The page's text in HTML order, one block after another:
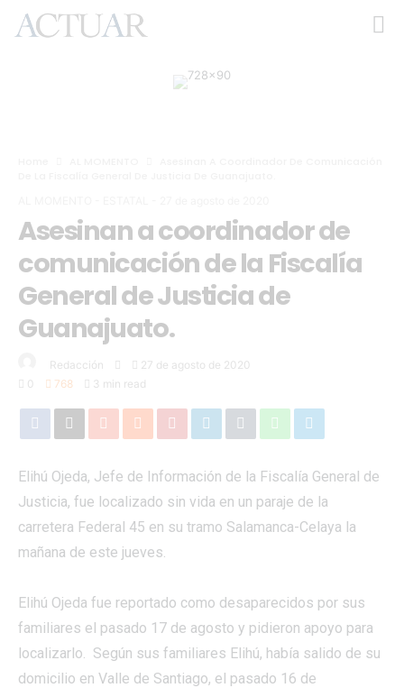
Asesinan a coordinador de
comunicación de la Fiscalía
General de Justicia de
Guanajuato.
Redacción
27 de agosto de 2020
0
768 3 min read
Elihú Ojeda, Jefe de Información de la Fiscalía General de
Justicia, fue localizado sin vida en un paraje de la
carretera Federal 45 en su tramo Salamanca-Celaya la
mañana de este jueves.
Elihú Ojeda fue reportado como desaparecidos por sus
familiares el pasado 17 de agosto y pidieron apoyo para
localizarlo. Según sus familiares Elihú, había salido de su
domicilio en Valle de Santiago, el pasado 16 de